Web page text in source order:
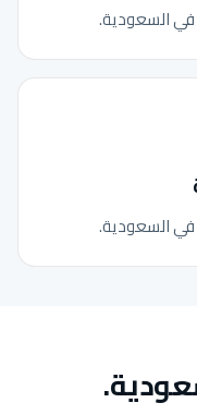
في السعودية.
في السعودية.